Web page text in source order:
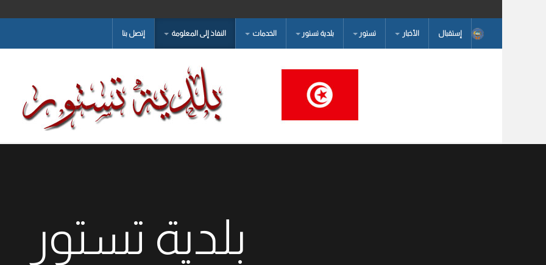
إستقبال الأخبار تستور بلدية تستور الخدمات النفاذ إلى المعلومة إتصل بنا
بلدية تستور